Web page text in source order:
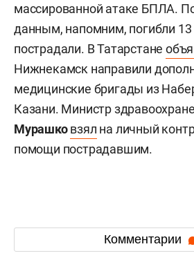
массированной атаке БПЛА.
данным, напомним, погибли 13
пострадали. В Татарстане
Нижнекамск направили
медицинские бригады из
Казани. Министр
Мурашко взял на личный
помощи пострадавшим.
Комментарии